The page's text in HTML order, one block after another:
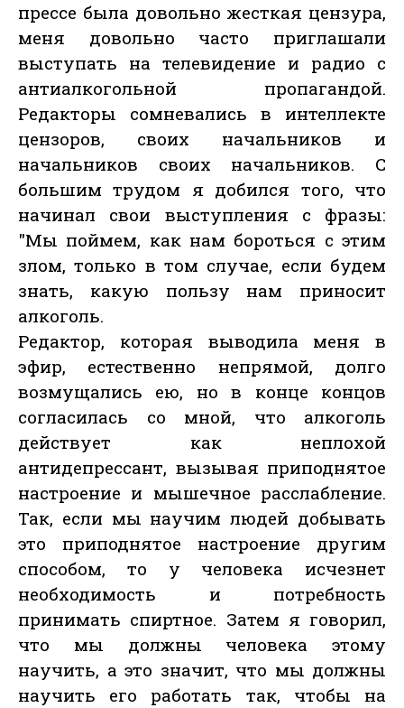
прессе была довольно жесткая цензура,
меня довольно часто приглашали
выступать на телевидение и радио с
антиалкогольной пропагандой.
Редакторы сомневались в интеллекте
цензоров, своих начальников и
начальников своих начальников. С
большим трудом я добился того, что
начинал свои выступления с фразы:
"Мы поймем, как нам бороться с этим
злом, только в том случае, если будем
знать, какую пользу нам приносит
алкоголь.
Редактор, которая выводила меня в
эфир, естественно непрямой, долго
возмущались ею, но в конце концов
согласилась со мной, что алкоголь
действует как неплохой
антидепрессант, вызывая приподнятое
настроение и мышечное расслабление.
Так, если мы научим людей добывать
это приподнятое настроение другим
способом, то у человека исчезнет
необходимость и потребность
принимать спиртное. Затем я говорил,
что мы должны человека этому
научить, а это значит, что мы должны
научить его работать так, чтобы на